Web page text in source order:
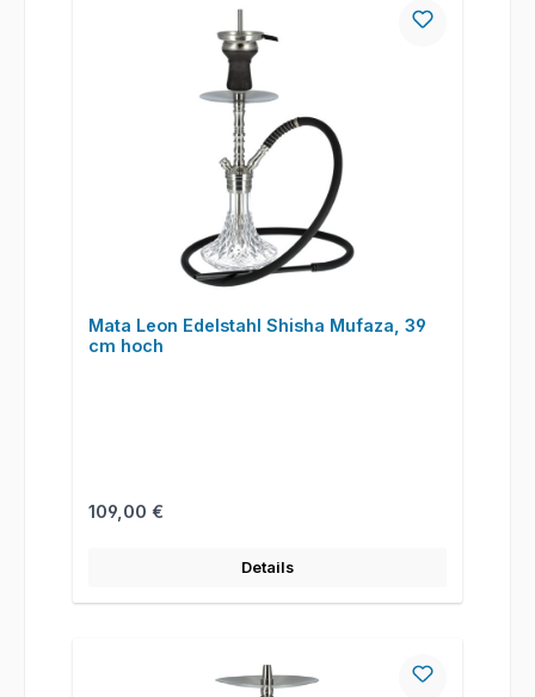
Mata Leon Edelstahl Shisha Mufaza, 39
cm hoch
Regulärer Preis:
109,00 €
Details